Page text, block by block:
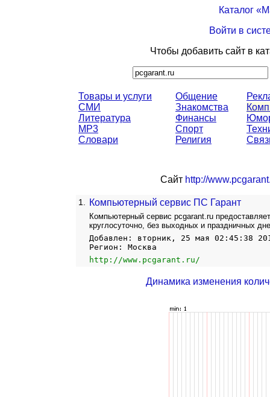
Каталог
Войти в
Чтобы добавить сайт в
Товары и услуги
СМИ
Литература
MP3
Словари
Общение
Знакомства
Финансы
Спорт
Религия
Сайт http://
1. Компьютерный сервис ПС Гарант
Компьютерный сервис pcgarant.ru
круглосуточно, без выходных и праздничных
Добавлен: вторник, 25 мая 02:45:38
Регион: Москва
http://www.pcgarant.ru/
Динамика изменения